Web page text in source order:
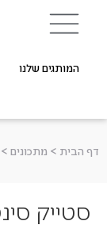
המותגים שלנו
דף הבית > מתכונים >
סטייק